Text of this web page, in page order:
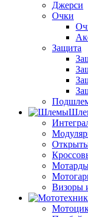
Джерси
Очки
Защита
Визоры